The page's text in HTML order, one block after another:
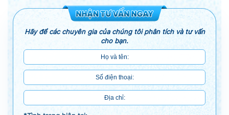
Hãy để các chuyên gia của chúng tôi phân tích và tư vấn
cho bạn.